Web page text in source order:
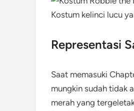
Kostum kelinci lucu
Representasi
Saat memasuki
mungkin sudah tidak
merah yang